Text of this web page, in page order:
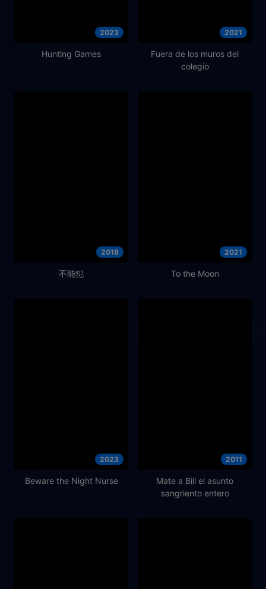
2023
Hunting Games
2021
Fuera de los muros del
colegio
2018
不能犯
2021
To the Moon
2023
Beware the Night Nurse
2011
Mate a Bill el asunto
sangriento entero